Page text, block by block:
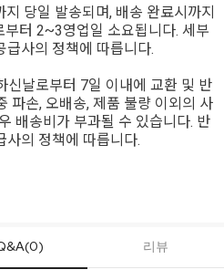
당일 발송되며, 배송 완료시까지
터 2~3영업일 소요됩니다. 세부
급사의 정책에 따릅니다.
신날로부터 7일 이내에 교환 및 반
파손, 오배송, 제품 불량 이외의 사
배송비가 부과될 수 있습니다. 반
사의 정책에 따릅니다.
리뷰